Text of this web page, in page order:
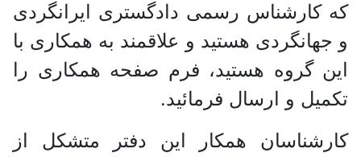
که کارشناس رسمی دادگستری ایرانگردی
و جهانگردی هستید و علاقمند به همکاری با
این گروه هستید، فرم صفحه همکاری را
تکمیل و ارسال فرمائید.
کارشناسان همکار این دفتر متشکل از